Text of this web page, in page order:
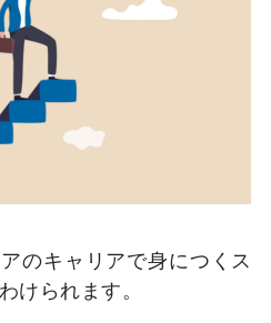
のキャリアで身につくス
けられます。